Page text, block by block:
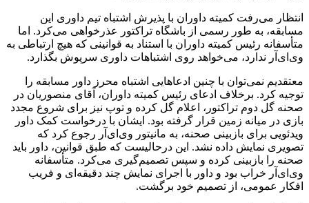
انتظار می‌رفت کمیته داوران با پذیرش اشتباه تیم داوری این
مسابقه، به طور رسمی از باشگاه تراکتور عذرخواهی می‌کرد. اما
متأسفانه رئیس کمیته داوران با استناد به قوانینی که هیچ ارتباطی به
وی‌ای‌آر ندارد، می‌خواهد روی اشتباهات داوری سرپوش بگذارد.
معتقدیم نمی‌توان با چنین ادعاهایی اشتباه محرز داور مسابقه را
توجیه کرد. برخلاف ادعای رئیس کمیته داوران، آقای منصوریان در
صحنه گل دوم تراکتور، اعلام گل کرده و توپ نیز برای شروع مجدد
بازی در میانه زمین قرار گرفته بود. ایشان با درخواست کمک داور
ویدئویی برای بازبینی صحنه، به مانیتور وی‌ای‌آر رجوع کرد که
تصویری نمایش داده نشد. این درحالیست که طبق قوانین، داور باید
صحنه را بازبینی کرده و سپس تصمیم‌گیری می‌کرد. متأسفانه
وی‌ای‌آر خراب بود و داور با اجرای نمایش چند دقیقه‌ای و فریب
افکار عمومی، از تصمیم خود برگشت.